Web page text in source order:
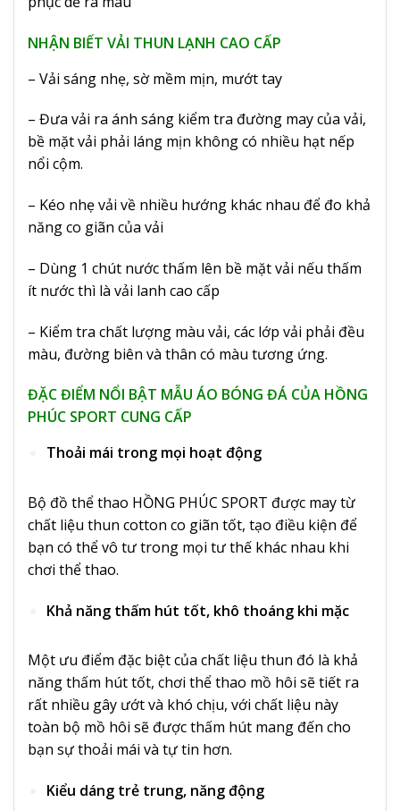
NHẬN BIẾT VẢI THUN LẠNH CAO CẤP
– Vải sáng nhẹ, sờ mềm mịn, mướt tay
– Đưa vải ra ánh sáng kiểm tra đường may của vải,
bề mặt vải phải láng mịn không có nhiều hạt nếp
nổi cộm.
– Kéo nhẹ vải về nhiều hướng khác nhau để đo khả
năng co giãn của vải
– Dùng 1 chút nước thấm lên bề mặt vải nếu thấm
ít nước thì là vải lanh cao cấp
– Kiểm tra chất lượng màu vải, các lớp vải phải đều
màu, đường biên và thân có màu tương ứng.
ĐẶC ĐIỂM NỔI BẬT MẪU ÁO BÓNG ĐÁ CỦA HỒNG
PHÚC SPORT CUNG CẤP
Thoải mái trong mọi hoạt động
Bộ đồ thể thao HỒNG PHÚC SPORT được may từ
chất liệu thun cotton co giãn tốt, tạo điều kiện để
bạn có thể vô tư trong mọi tư thế khác nhau khi
chơi thể thao.
Khả năng thấm hút tốt, khô thoáng khi mặc
Một ưu điểm đặc biệt của chất liệu thun đó là khả
năng thấm hút tốt, chơi thể thao mồ hôi sẽ tiết ra
rất nhiều gây ướt và khó chịu, với chất liệu này
toàn bộ mồ hôi sẽ được thấm hút mang đến cho
bạn sự thoải mái và tự tin hơn.
Kiểu dáng trẻ trung, năng động